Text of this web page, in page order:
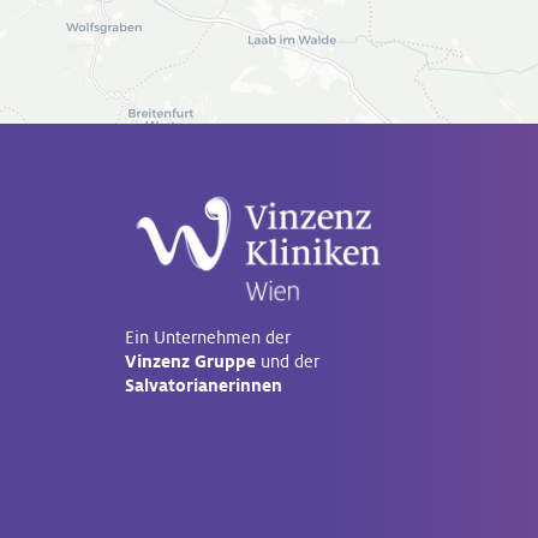
Ein Unternehmen der
Vinzenz Gruppeund der
Salvatorianerinnen